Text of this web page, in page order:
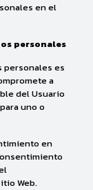
en el
personales
personales es
a
del Usuario
uno o
en
Web.